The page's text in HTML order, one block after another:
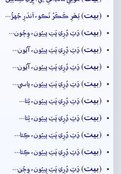
(بيت) ٻَھَرِ ڪَڪَرُ نَڪو، اَندَرِ جُهڙُ…
(بيت) ڍَٽِ ڍُرِي پَتِ پييُون، وِڄُون…
(بيت) ڍَٽِ ڍُرِي پَٽِ پييُون، آيُون…
(بيت) ڍَٽِ ڍُرِي پَٽِ پييُون، آيُون…
(بيت) ڍَٽِ ڍُرِي پَٽِ پييُون، پاسي…
(بيت) ڍَٽِ ڍُرِي پَٽِ پييُون، ٿِئا…
(بيت) ڍَٽِ ڍُرِي پَٽِ پييُون، ٿِئا…
(بيت) ڍَٽِ ڍُرِي پَٽِ پييُون، ڪِئا…
(بيت) ڍَٽِ ڍُرِي پَٽِ پييُون، ڪِئا…
(بيت) ڍَٽِ ڍُرِي پَٽِ پِييُون، وِڄُن…